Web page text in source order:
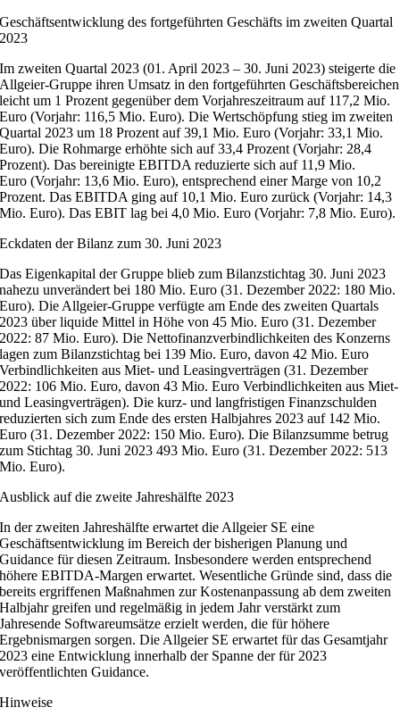
Geschäftsentwicklung des fortgeführten Geschäfts im zweiten Quartal
2023
Im zweiten Quartal 2023 (01. April 2023 – 30. Juni 2023) steigerte die
Allgeier-Gruppe ihren Umsatz in den fortgeführten Geschäftsbereichen
leicht um 1 Prozent gegenüber dem Vorjahreszeitraum auf 117,2 Mio.
Euro (Vorjahr: 116,5 Mio. Euro). Die Wertschöpfung stieg im zweiten
Quartal 2023 um 18 Prozent auf 39,1 Mio. Euro (Vorjahr: 33,1 Mio.
Euro). Die Rohmarge erhöhte sich auf 33,4 Prozent (Vorjahr: 28,4
Prozent). Das bereinigte EBITDA reduzierte sich auf 11,9 Mio.
Euro (Vorjahr: 13,6 Mio. Euro), entsprechend einer Marge von 10,2
Prozent. Das EBITDA ging auf 10,1 Mio. Euro zurück (Vorjahr: 14,3
Mio. Euro). Das EBIT lag bei 4,0 Mio. Euro (Vorjahr: 7,8 Mio. Euro).
Eckdaten der Bilanz zum 30. Juni 2023
Das Eigenkapital der Gruppe blieb zum Bilanzstichtag 30. Juni 2023
nahezu unverändert bei 180 Mio. Euro (31. Dezember 2022: 180 Mio.
Euro). Die Allgeier-Gruppe verfügte am Ende des zweiten Quartals
2023 über liquide Mittel in Höhe von 45 Mio. Euro (31. Dezember
2022: 87 Mio. Euro). Die Nettofinanzverbindlichkeiten des Konzerns
lagen zum Bilanzstichtag bei 139 Mio. Euro, davon 42 Mio. Euro
Verbindlichkeiten aus Miet- und Leasingverträgen (31. Dezember
2022: 106 Mio. Euro, davon 43 Mio. Euro Verbindlichkeiten aus Miet-
und Leasingverträgen). Die kurz- und langfristigen Finanzschulden
reduzierten sich zum Ende des ersten Halbjahres 2023 auf 142 Mio.
Euro (31. Dezember 2022: 150 Mio. Euro). Die Bilanzsumme betrug
zum Stichtag 30. Juni 2023 493 Mio. Euro (31. Dezember 2022: 513
Mio. Euro).
Ausblick auf die zweite Jahreshälfte 2023
In der zweiten Jahreshälfte erwartet die Allgeier SE eine
Geschäftsentwicklung im Bereich der bisherigen Planung und
Guidance für diesen Zeitraum. Insbesondere werden entsprechend
höhere EBITDA-Margen erwartet. Wesentliche Gründe sind, dass die
bereits ergriffenen Maßnahmen zur Kostenanpassung ab dem zweiten
Halbjahr greifen und regelmäßig in jedem Jahr verstärkt zum
Jahresende Softwareumsätze erzielt werden, die für höhere
Ergebnismargen sorgen. Die Allgeier SE erwartet für das Gesamtjahr
2023 eine Entwicklung innerhalb der Spanne der für 2023
veröffentlichten Guidance.
Hinweise